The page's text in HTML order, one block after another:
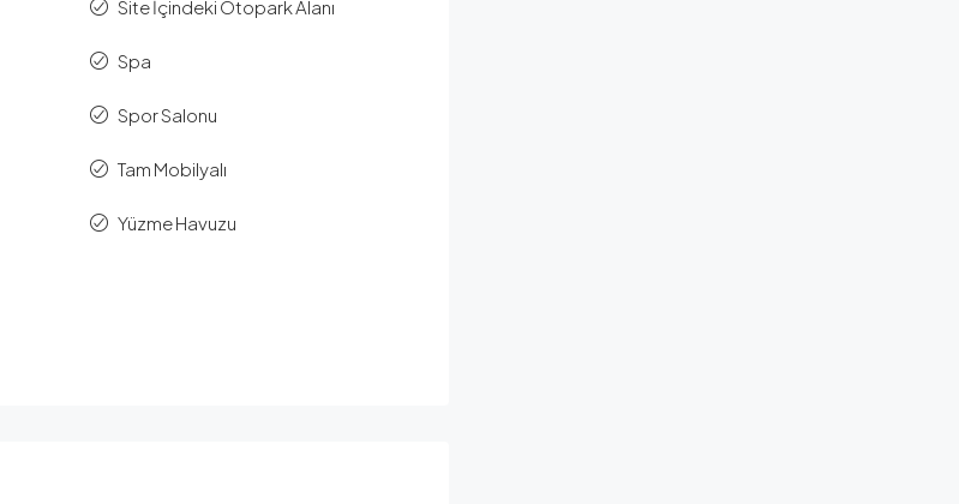
Site İçindeki Otopark Alanı
Spa
Spor Salonu
Tam Mobilyalı
Yüzme Havuzu